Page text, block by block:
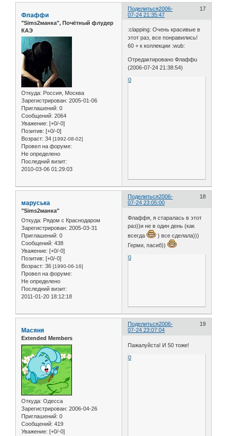
Поделиться 17
2006-
07-24 21:35:47
Флаффи
"Sims2манка", Почётный флудер
КАЭ
Откуда: Россия, Москва
Зарегистрирован: 2005-01-06
Приглашений: 0
Сообщений: 2064
Уважение: [+0/-0]
Позитив: [+0/-0]
Возраст: 34 [1992-08-02]
Провел на форуме:
Не определено
Последний визит:
2010-03-06 01:29:03
:clapping: Очень красивые в
этот раз, все понравились!
60 + к коллекции :wub:
Отредактировано Флаффu
(2006-07-24 21:38:54)
0
Поделиться 18
2006-
07-24 23:05:00
маруська
"Sims2манка"
Откуда: Рядом с Краснодаром
Зарегистрирован: 2005-03-31
Приглашений: 0
Сообщений: 438
Уважение: [+0/-0]
Позитив: [+0/-0]
Возраст: 36 [1990-06-16]
Провел на форуме:
Не определено
Последний визит:
2011-01-20 18:12:18
Флаффя, я старалась в этот
раз))и не в один день (как
всегда
) все сделала)))
Герми, пасиб))
0
Поделиться 19
2006-
07-24 23:07:04
Масяня
Extended Members
Откуда: Одесса
Зарегистрирован: 2006-04-26
Приглашений: 0
Сообщений: 419
Уважение: [+0/-0]
Пажалуйста! И 50 тоже!
0